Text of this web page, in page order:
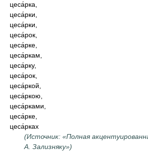
цеса́рка,
цеса́рки,
цеса́рки,
цеса́рок,
цеса́рке,
цеса́ркам,
цеса́рку,
цеса́рок,
цеса́ркой,
цеса́ркою,
цеса́рками,
цеса́рке,
цеса́рках
(Источник: «Полная
А. Зализняку»)